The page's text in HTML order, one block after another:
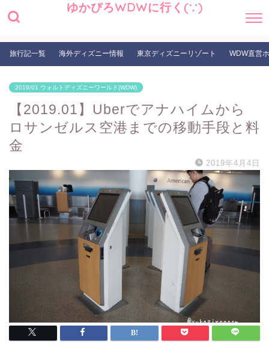
ゆかぴろWDWに行く(∵)
旅行記一覧 海外ディズニー情報 東京ディズニーリゾート WDW直営
2019/01 ウォルトディズニーワールド(WDW)
【2019.01】Uberでアナハイムから
ロサンゼルス空港までの移動手段と料
金
2019年4月4日